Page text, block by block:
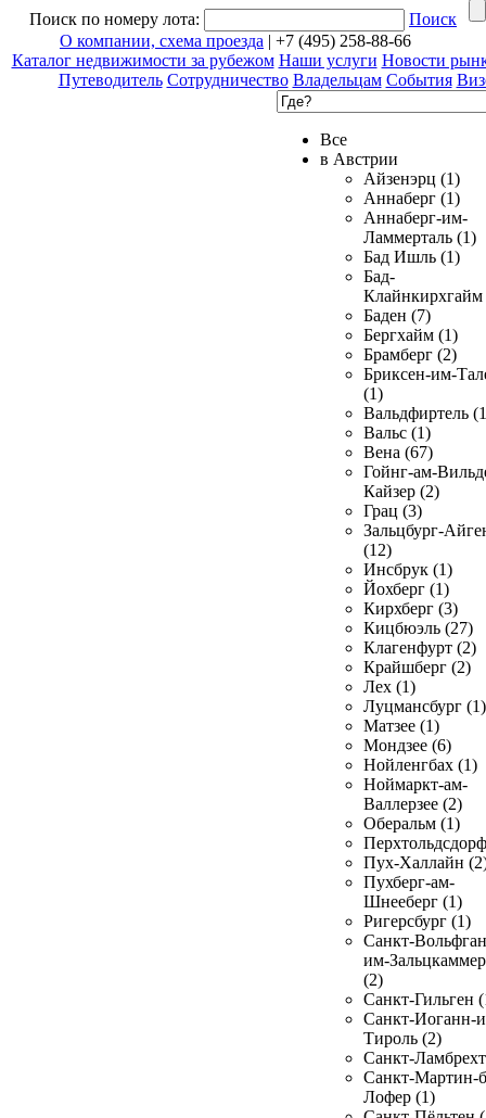
Поиск по номеру лота:
Поиск
О компании, схема проезда | +7 (495) 258-88-66
Каталог недвижимости за рубежом Наши услуги Новости
Путеводитель Сотрудничество Владельцам События
Все
в Австрии
Айзенэрц (1)
Аннаберг (1)
Аннаберг-им-
Ламмерталь (1)
Бад Ишль (1)
Бад-
Клайнкирхгайм
Баден (7)
Бергхайм (1)
Брамберг (2)
Бриксен-им-
(1)
Вальдфиртель
Вальс (1)
Вена (67)
Гойнг-ам-
Кайзер (2)
Грац (3)
Зальцбург-
(12)
Инсбрук (1)
Йохберг (1)
Кирхберг (3)
Кицбюэль (27)
Клагенфурт (2)
Крайшберг (2)
Лех (1)
Луцмансбург (1)
Матзее (1)
Мондзее (6)
Нойленгбах (1)
Ноймаркт-ам-
Валлерзее (2)
Оберальм (1)
Пух-Халлайн
Пухберг-ам-
Шнееберг (1)
Ригерсбург (1)
Санкт-
им-
(2)
Санкт-Гильген
Санкт-Иоганн-
Тироль (2)
Санкт-
Санкт-Мартин-
Лофер (1)